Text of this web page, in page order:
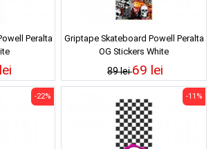
Peralta
Griptape Skateboard Powell Peralta
OG Stickers White
89 lei69 lei
-22% -11%